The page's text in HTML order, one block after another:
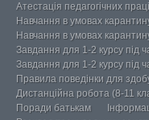
Атестація педагогічних
Навчання в умовах
Навчання в умовах
Завдання для 1-2 курсу під
Завдання для 1-2 курсу під
Правила поведінки для
Дистанційна робота (8-11
Поради батькам